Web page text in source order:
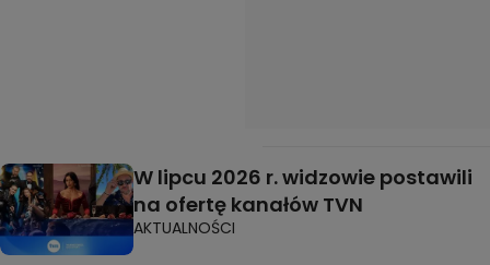
W lipcu 2026 r. widzowie postawili
na ofertę kanałów TVN
AKTUALNOŚCI